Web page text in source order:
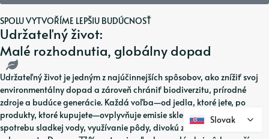
SPOLU VYTVOŘÍME LEPŠIU BUDÚCNOSŤ
Udržateľný život:
Malé rozhodnutia, globálny dopad
Udržateľný život je jedným z najúčinnejších spôsobov, ako znížiť svoj
environmentálny dopad a zároveň chrániť biodiverzitu, prírodné
zdroje a budúce generácie. Každá voľba—od jedla, ktoré jete, po
produkty, ktoré kupujete—ovplyvňuje emisie skleníkových plynov,
spotrebu sladkej vody, využívanie pôdy, divokú zver a ekosystémy po
Slovak
Slovak